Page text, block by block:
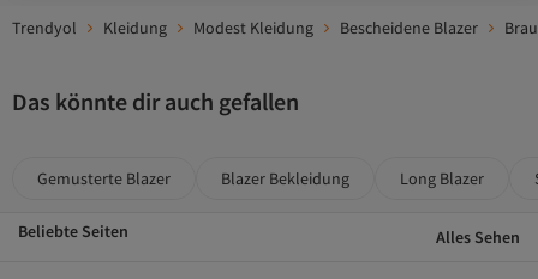
Trendyol Kleidung Modest Kleidung Bescheidene Blazer
Das könnte dir auch gefallen
Gemusterte Blazer Blazer Bekleidung Long Blazer
Beliebte Seiten Alles Sehen